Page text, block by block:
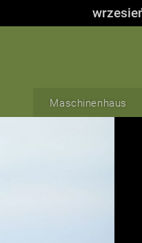
Maschinenhaus